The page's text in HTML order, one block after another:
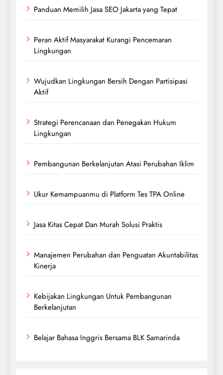
Panduan Memilih Jasa SEO Jakarta yang Tepat
Peran Aktif Masyarakat Kurangi Pencemaran
Lingkungan
Wujudkan Lingkungan Bersih Dengan Partisipasi
Aktif
Strategi Perencanaan dan Penegakan Hukum
Lingkungan
Pembangunan Berkelanjutan Atasi Perubahan Iklim
Ukur Kemampuanmu di Platform Tes TPA Online
Jasa Kitas Cepat Dan Murah Solusi Praktis
Manajemen Perubahan dan Penguatan Akuntabilitas
Kinerja
Kebijakan Lingkungan Untuk Pembangunan
Berkelanjutan
Belajar Bahasa Inggris Bersama BLK Samarinda